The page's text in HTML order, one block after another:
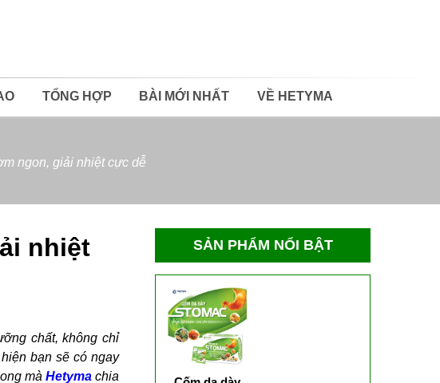
TỔNG HỢP BÀI MỚI NHẤT VỀ HETYMA
ngon, giải nhiệt cực dễ
nhiệt
chất, không chỉ
bạn sẽ có ngay
mà Hetymachia
SẢN PHẨM NỔI BẬT